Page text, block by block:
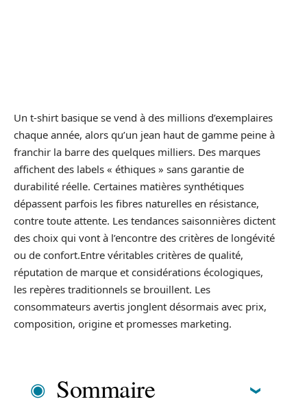
Un t-shirt basique se vend à des millions d’exemplaires
chaque année, alors qu’un jean haut de gamme peine à
franchir la barre des quelques milliers. Des marques
affichent des labels « éthiques » sans garantie de
durabilité réelle. Certaines matières synthétiques
dépassent parfois les fibres naturelles en résistance,
contre toute attente. Les tendances saisonnières dictent
des choix qui vont à l’encontre des critères de longévité
ou de confort.Entre véritables critères de qualité,
réputation de marque et considérations écologiques,
les repères traditionnels se brouillent. Les
consommateurs avertis jonglent désormais avec prix,
composition, origine et promesses marketing.
Sommaire